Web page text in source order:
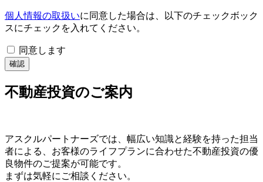
個人情報の取扱いに同意した場合は、以下のチェックボック
スにチェックを入れてください。
同意します
不動産投資のご案内
アスクルパートナーズでは、幅広い知識と経験を持った担当
者による、お客様のライフプランに合わせた不動産投資の優
良物件のご提案が可能です。
まずは気軽にご相談ください。